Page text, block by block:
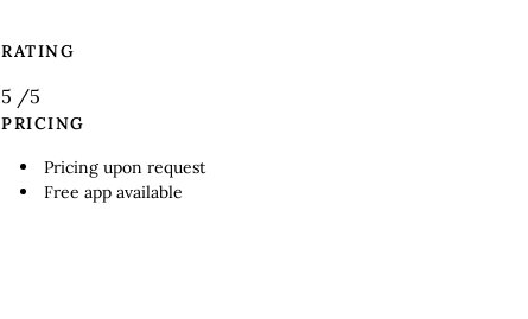
RATING
5 /5
PRICING
Pricing upon request
Free app available